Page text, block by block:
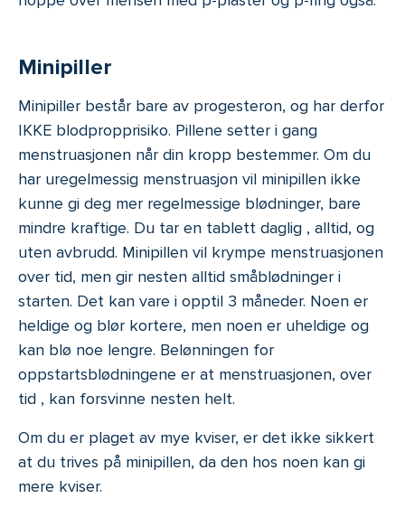
Minipiller
Minipiller består bare av progesteron, og har derfor
IKKE blodpropprisiko. Pillene setter i gang
menstruasjonen når din kropp bestemmer. Om du
har uregelmessig menstruasjon vil minipillen ikke
kunne gi deg mer regelmessige blødninger, bare
mindre kraftige. Du tar en tablett daglig , alltid, og
uten avbrudd. Minipillen vil krympe menstruasjonen
over tid, men gir nesten alltid småblødninger i
starten. Det kan vare i opptil 3 måneder. Noen er
heldige og blør kortere, men noen er uheldige og
kan blø noe lengre. Belønningen for
oppstartsblødningene er at menstruasjonen, over
tid , kan forsvinne nesten helt.
Om du er plaget av mye kviser, er det ikke sikkert
at du trives på minipillen, da den hos noen kan gi
mere kviser.